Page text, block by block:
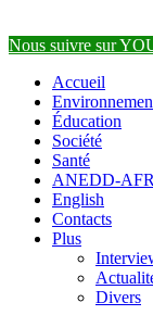
Nous suivre sur
Accueil
Éducation
Société
Santé
ANEDD-
English
Contacts
Plus
Divers